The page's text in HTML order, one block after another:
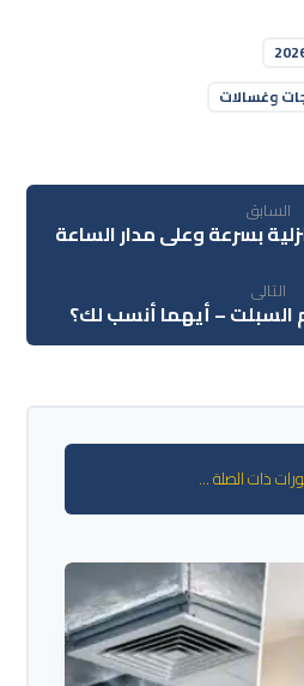
وغسالات
السابق
بسرعة وعلى مدار الساعة
التالى
السبلت – أيهما أنسب لك؟
ذات الصلة ...